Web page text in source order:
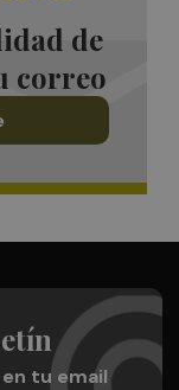
de
correo
tu email